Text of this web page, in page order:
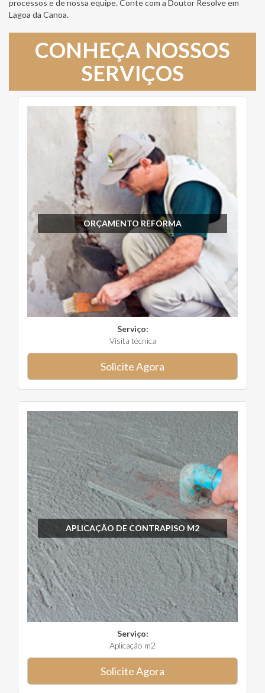
processos e de nossa equipe. Conte com a Doutor Resolve em
Lagoa da Canoa.
CONHEÇA NOSSOS
SERVIÇOS
ORÇAMENTO REFORMA
Serviço:
Visita técnica
Solicite Agora
APLICAÇÃO DE CONTRAPISO M2
Serviço:
Aplicação m2
Solicite Agora